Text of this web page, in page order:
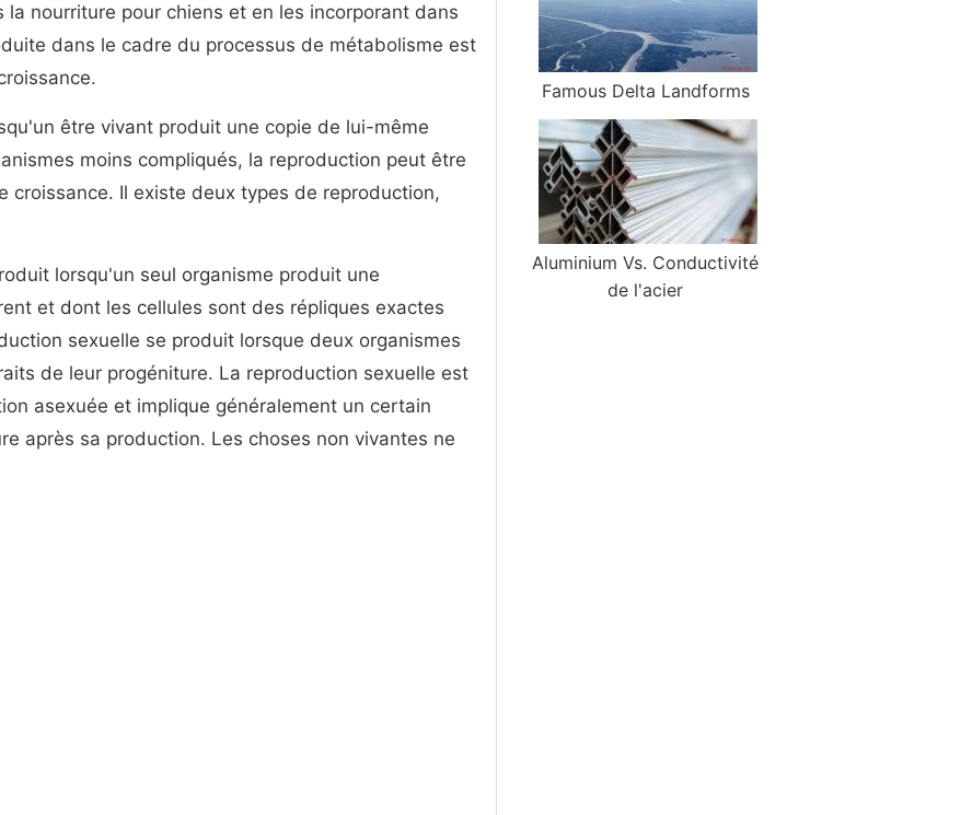
nourriture pour chiens et en les incorporant dans
dans le cadre du processus de métabolisme est
être vivant produit une copie de lui-même
moins compliqués, la reproduction peut être
croissance. Il existe deux types de reproduction,
lorsqu'un seul organisme produit une
et dont les cellules sont des répliques exactes
sexuelle se produit lorsque deux organismes
de leur progéniture. La reproduction sexuelle est
asexuée et implique généralement un certain
après sa production. Les choses non vivantes ne
Famous Delta Landforms
Aluminium Vs. Conductivité
de l'acier